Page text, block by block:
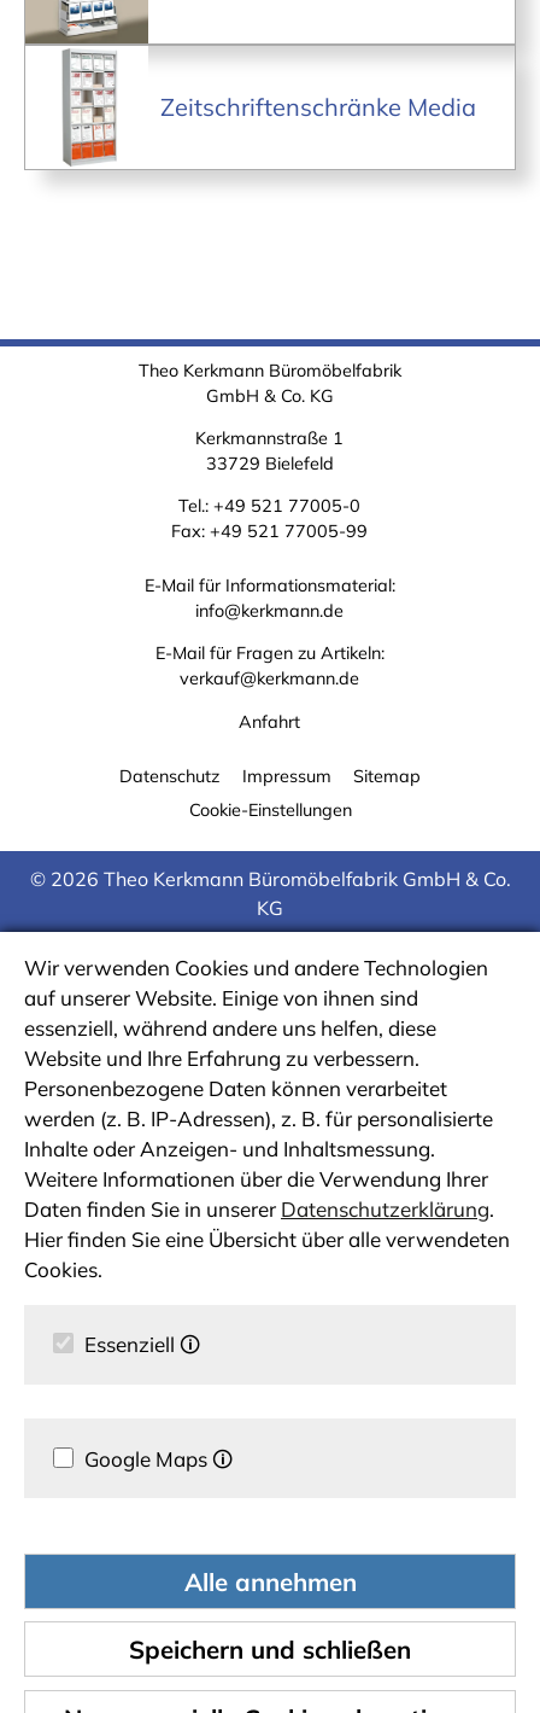
Zeitschriftenschränke Media
Theo Kerkmann Büromöbelfabrik
GmbH & Co. KG
Kerkmannstraße 1
33729 Bielefeld
Tel.:+49 521 77005-0
Fax: +49 521 77005-99
E-Mail für Informationsmaterial:
info@kerkmann.de
E-Mail für Fragen zu Artikeln:
verkauf@kerkmann.de
Anfahrt
Datenschutz Impressum
Sitemap
Cookie-Einstellungen
© 2026 Theo Kerkmann Büromöbelfabrik GmbH & Co.
KG
Wir verwenden Cookies und andere Technologien
auf unserer Website. Einige von ihnen sind
essenziell, während andere uns helfen, diese
Website und Ihre Erfahrung zu verbessern.
Personenbezogene Daten können verarbeitet
werden (z. B. IP-Adressen), z. B. für personalisierte
Inhalte oder Anzeigen- und Inhaltsmessung.
Weitere Informationen über die Verwendung Ihrer
Daten finden Sie in unserer Datenschutzerklärung.
Hier finden Sie eine Übersicht über alle verwendeten
Cookies.
Essenziell 🛈
Google Maps🛈
Alle annehmen
Speichern und schließen